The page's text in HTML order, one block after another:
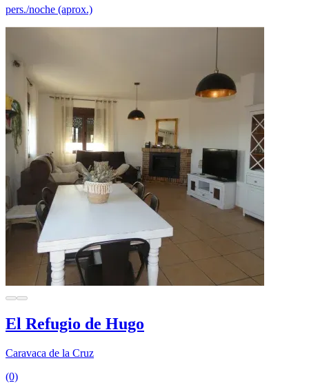
pers./noche (aprox.)
El Refugio de Hugo
Caravaca de la Cruz
(0)